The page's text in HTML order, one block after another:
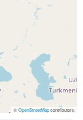
©OpenStreetMapcontributors